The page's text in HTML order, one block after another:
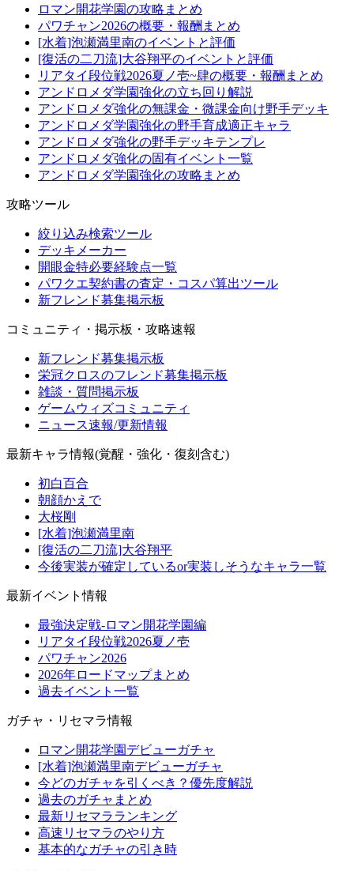
ロマン開花学園の攻略まとめ
パワチャン2026の概要・報酬まとめ
[水着]泡瀬満里南のイベントと評価
[復活の二刀流]大谷翔平のイベントと評価
リアタイ段位戦2026夏ノ壱~肆の概要・報酬まとめ
アンドロメダ学園強化の立ち回り解説
アンドロメダ強化の無課金・微課金向け野手デッキ
アンドロメダ学園強化の野手育成適正キャラ
アンドロメダ強化の野手デッキテンプレ
アンドロメダ強化の固有イベント一覧
アンドロメダ学園強化の攻略まとめ
攻略ツール
絞り込み検索ツール
デッキメーカー
開眼金特必要経験点一覧
パワクエ契約書の査定・コスパ算出ツール
新フレンド募集掲示板
コミュニティ・掲示板・攻略速報
新フレンド募集掲示板
栄冠クロスのフレンド募集掲示板
雑談・質問掲示板
ゲームウィズコミュニティ
ニュース速報/更新情報
最新キャラ情報(覚醒・強化・復刻含む)
初白百合
朝顔かえで
大桜剛
[水着]泡瀬満里南
[復活の二刀流]大谷翔平
今後実装が確定しているor実装しそうなキャラ一覧
最新イベント情報
最強決定戦-ロマン開花学園編
リアタイ段位戦2026夏ノ壱
パワチャン2026
2026年ロードマップまとめ
過去イベント一覧
ガチャ・リセマラ情報
ロマン開花学園デビューガチャ
[水着]泡瀬満里南デビューガチャ
今どのガチャを引くべき？優先度解説
過去のガチャまとめ
最新リセマラランキング
高速リセマラのやり方
基本的なガチャの引き時